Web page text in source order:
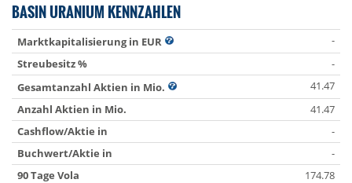
BASIN URANIUM KENNZAHLEN
Marktkapitalisierung in EUR
-
Streubesitz %
-
Gesamtanzahl Aktien in Mio.
41.47
Anzahl Aktien in Mio.
41.47
Cashflow/Aktie in
-
Buchwert/Aktie in
-
90 Tage Vola
174.78